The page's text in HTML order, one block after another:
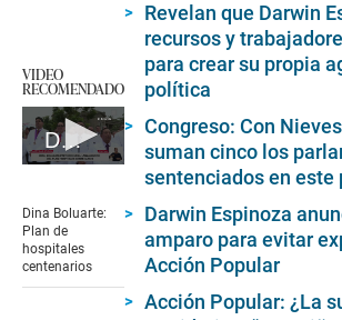
VIDEO
RECOMENDADO
Dina Boluarte: Plan de hospitales centenarios
of
6
minutes,
4
Dina Boluarte:
Plan de
hospitales
centenarios
Revelan que Darwin
recursos y
para crear su propia
política
Congreso: Con
suman cinco los
sentenciados en este
Darwin Espinoza
amparo para evitar
Acción Popular
Acción Popular: ¿La